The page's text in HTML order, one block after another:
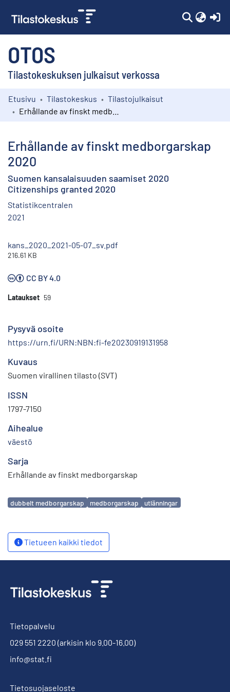
OTOS
Tilastokeskuksen julkaisut verkossa
Kokoelmat
Etusivu Tilastokeskus
Tilastojulkaisut
Erhållande av finskt medborgarskap
2020
Suomen kansalaisuuden saamiset 2020
Citizenships granted 2020
Statistikcentralen
2021
kans_2020_2021-05-07_sv.pdf
216.61 KB
CC BY 4.0
Lataukset 59
Pysyvä osoite
https://urn.fi/URN:NBN:fi-fe20230919131958
Kuvaus
Suomen virallinen tilasto (SVT)
ISSN
1797-7150
Aihealue
väestö
Sarja
Erhållande av finskt medborgarskap
Avainsanat
dubbelt medborgarskap medborgarskap utlänningar
Tietueen kaikki tiedot
Tietopalvelu
029 551 2220 (arkisin klo 9.00-16.00)
info@stat.fi
Tietosuojaseloste